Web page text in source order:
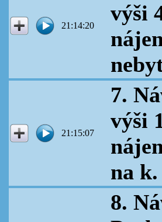
21:14:20
výši
21:15:07
7.
výši
na
8.